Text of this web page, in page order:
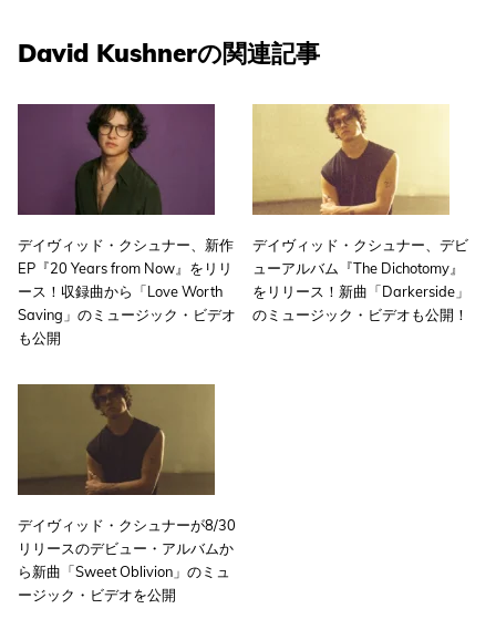
David Kushnerの関連記事
デイヴィッド・クシュナー、新作
EP『20 Years from Now』をリリ
ース！収録曲から「Love Worth
Saving」のミュージック・ビデオ
も公開
デイヴィッド・クシュナー、デビ
ューアルバム『The Dichotomy』
をリリース！新曲「Darkerside」
のミュージック・ビデオも公開！
デイヴィッド・クシュナーが8/30
リリースのデビュー・アルバムか
ら新曲「Sweet Oblivion」のミュ
ージック・ビデオを公開